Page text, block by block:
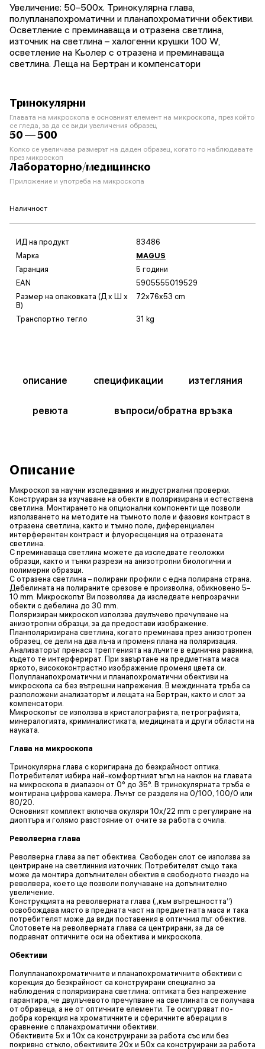
Увеличение: 50–500x. Тринокулярна глава,
полупланапохроматични и планапохроматични обективи.
Осветление с преминаваща и отразена светлина,
източник на светлина – халогенни крушки 100 W,
осветление на Кьолер с отразена и преминаваща
светлина. Леща на Бертран и компенсатори
Тринокулярни
Главата на микроскопа е основният елемент на микроскопа, през който
се гледа, за да се види увеличения образец
50 — 500
Колко се увеличава размерът на даден образец, когато го наблюдавате
през микроскоп
Лабораторно/медицинско
Приложение и употреба на микроскопа
Наличност
ИД на продукт
83486
Марка
MAGUS
Гаранция
5 години
EAN
5905555019529
Размер на опаковката (Д x Ш x
В)
72x76x53 cm
Транспортно тегло 31 kg
описание спецификации изтегляния
ревюта въпроси/обратна връзка
Описание
Микроскоп за научни изследвания и индустриални проверки.
Конструиран за изучаване на обекти в поляризирана и естествена
светлина. Монтирането на опционални компоненти ще позволи
използването на методите на тъмното поле и фазовия контраст в
отразена светлина, както и тъмно поле, диференциален
интерферентен контраст и флуоресценция на отразената
светлина.
С преминаваща светлина можете да изследвате геоложки
образци, както и тънки разрези на анизотропни биологични и
полимерни образци.
С отразена светлина – полирани профили с една полирана страна.
Дебелината на полираните срезове е произволна, обикновено 5–
10 mm. Микроскопът Ви позволява да изследвате непрозрачни
обекти с дебелина до 30 mm.
Поляризиран микроскоп използва двулъчево пречупване на
анизотропни образци, за да предостави изображение.
Планполяризирана светлина, когато преминава през анизотропен
образец, се дели на два лъча и променя плана на поляризация.
Анализаторът пренася трептенията на лъчите в единична равнина,
където те интерферират. При завъртане на предметната маса
яркото, висококонтрастно изображение променя цвета си.
Полупланапохроматични и планапохроматични обективи на
микроскопа са без вътрешни напрежения. В междинната тръба са
разположени анализаторът и лещата на Бертран, както и слот за
компенсатори.
Микроскопът се използва в кристалографията, петрографията,
минералогията, криминалистиката, медицината и други области на
науката.
Глава на микроскопа
Тринокулярна глава с коригирана до безкрайност оптика.
Потребителят избира най-комфортният ъгъл на наклон на главата
на микроскопа в диапазон от 0° до 35°. В тринокулярната тръба е
монтирана цифрова камера. Лъчът се разделя на 0/100, 100/0 или
80/20.
Основният комплект включва окуляри 10x/22 mm с регулиране на
диоптъра и голямо разстояние от очите за работа с очила.
Револверна глава
Револверна глава за пет обектива. Свободен слот се използва за
центриране на светлинния източник. Потребителят също така
може да монтира допълнителен обектив в свободното гнездо на
револвера, което ще позволи получаване на допълнително
увеличение.
Конструкцията на револверната глава („към вътрешността“)
освобождава място в предната част на предметната маса и така
потребителят може да види поставения в оптичния път обектив.
Слотовете на револверната глава са центрирани, за да се
подравнят оптичните оси на обектива и микроскопа.
Обективи
Полупланапохроматичните и планапохроматичните обективи с
корекция до безкрайност са конструирани специално за
наблюдения с поляризирана светлина: оптиката без напрежениe
гарантира, че двулъчевото пречупване на светлината се получава
от образеца, а не от оптичните елементи. Те осигуряват по-
добра корекция на хроматичните и сферичните аберации в
сравнение с планахроматични обективи.
Обективите 5x и 10x са конструирани за работа със или без
покривно стъкло, обективите 20x и 50x са конструирани за работа